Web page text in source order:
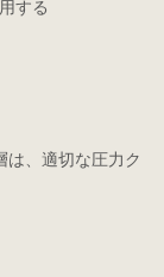
する
、適切な圧力ク